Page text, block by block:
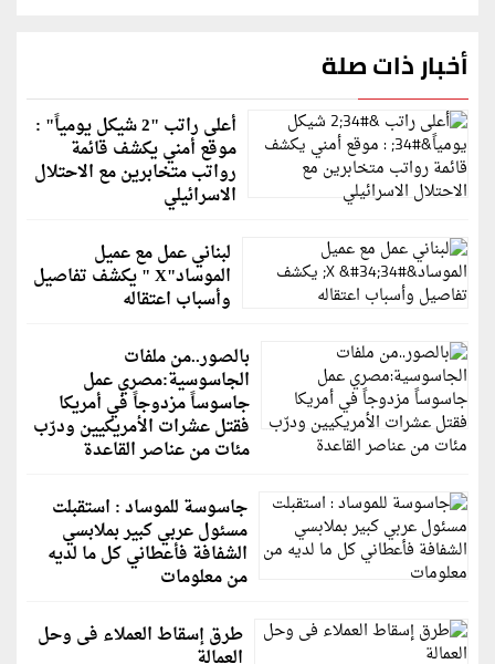
أخبار ذات صلة
أعلى راتب "2 شيكل يومياً" :
موقع أمني يكشف قائمة
رواتب متخابرين مع الاحتلال
الاسرائيلي
لبناني عمل مع عميل
الموساد"X " يكشف تفاصيل
وأسباب اعتقاله
بالصور..من ملفات
الجاسوسية:مصري عمل
جاسوساً مزدوجاً في أمريكا
فقتل عشرات الأمريكيين ودرّب
مئات من عناصر القاعدة
جاسوسة للموساد : استقبلت
مسئول عربي كبير بملابسي
الشفافة فأعطاني كل ما لديه
من معلومات
طرق إسقاط العملاء فى وحل